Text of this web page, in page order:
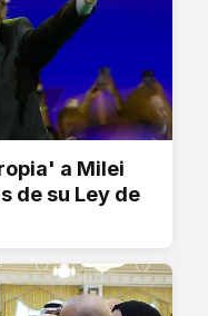
a Milei
de su Ley de